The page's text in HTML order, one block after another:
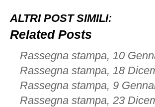
ALTRI POST SIMILI:
Related Posts
Rassegna stampa, 10
Rassegna stampa, 18
Rassegna stampa, 9
Rassegna stampa, 23